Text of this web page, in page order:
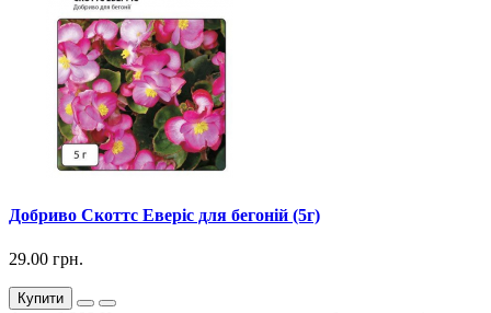
Добриво Скоттс Еверіс для бегоній (5г)
29.00 грн.
Купити